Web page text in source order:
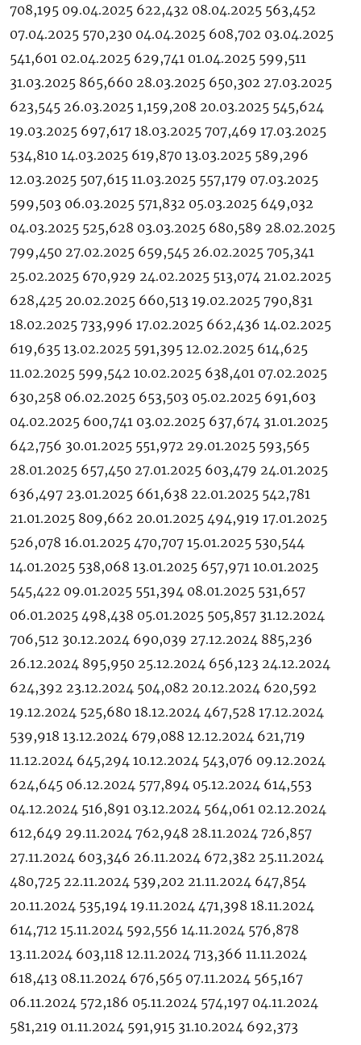
708,195 09.04.2025 622,432 08.04.2025 563,452
07.04.2025 570,230 04.04.2025 608,702 03.04.2025
541,601 02.04.2025 629,741 01.04.2025 599,511
31.03.2025 865,660 28.03.2025 650,302 27.03.2025
623,545 26.03.2025 1,159,208 20.03.2025 545,624
19.03.2025 697,617 18.03.2025 707,469 17.03.2025
534,810 14.03.2025 619,870 13.03.2025 589,296
12.03.2025 507,615 11.03.2025 557,179 07.03.2025
599,503 06.03.2025 571,832 05.03.2025 649,032
04.03.2025 525,628 03.03.2025 680,589 28.02.2025
799,450 27.02.2025 659,545 26.02.2025 705,341
25.02.2025 670,929 24.02.2025 513,074 21.02.2025
628,425 20.02.2025 660,513 19.02.2025 790,831
18.02.2025 733,996 17.02.2025 662,436 14.02.2025
619,635 13.02.2025 591,395 12.02.2025 614,625
11.02.2025 599,542 10.02.2025 638,401 07.02.2025
630,258 06.02.2025 653,503 05.02.2025 691,603
04.02.2025 600,741 03.02.2025 637,674 31.01.2025
642,756 30.01.2025 551,972 29.01.2025 593,565
28.01.2025 657,450 27.01.2025 603,479 24.01.2025
636,497 23.01.2025 661,638 22.01.2025 542,781
21.01.2025 809,662 20.01.2025 494,919 17.01.2025
526,078 16.01.2025 470,707 15.01.2025 530,544
14.01.2025 538,068 13.01.2025 657,971 10.01.2025
545,422 09.01.2025 551,394 08.01.2025 531,657
06.01.2025 498,438 05.01.2025 505,857 31.12.2024
706,512 30.12.2024 690,039 27.12.2024 885,236
26.12.2024 895,950 25.12.2024 656,123 24.12.2024
624,392 23.12.2024 504,082 20.12.2024 620,592
19.12.2024 525,680 18.12.2024 467,528 17.12.2024
539,918 13.12.2024 679,088 12.12.2024 621,719
11.12.2024 645,294 10.12.2024 543,076 09.12.2024
624,645 06.12.2024 577,894 05.12.2024 614,553
04.12.2024 516,891 03.12.2024 564,061 02.12.2024
612,649 29.11.2024 762,948 28.11.2024 726,857
27.11.2024 603,346 26.11.2024 672,382 25.11.2024
480,725 22.11.2024 539,202 21.11.2024 647,854
20.11.2024 535,194 19.11.2024 471,398 18.11.2024
614,712 15.11.2024 592,556 14.11.2024 576,878
13.11.2024 603,118 12.11.2024 713,366 11.11.2024
618,413 08.11.2024 676,565 07.11.2024 565,167
06.11.2024 572,186 05.11.2024 574,197 04.11.2024
581,219 01.11.2024 591,915 31.10.2024 692,373